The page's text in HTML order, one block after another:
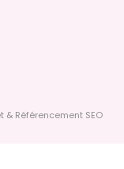
Référencement SEO